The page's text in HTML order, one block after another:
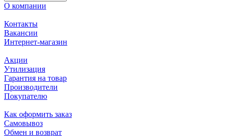
О компании
Контакты
Вакансии
Интернет-магазин
Акции
Утилизация
Гарантия на товар
Производители
Покупателю
Как оформить заказ
Самовывоз
Обмен и возврат